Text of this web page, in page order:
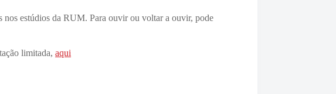
nos estúdios da RUM. Para ouvir ou voltar a ouvir, pode
limitada,aqui